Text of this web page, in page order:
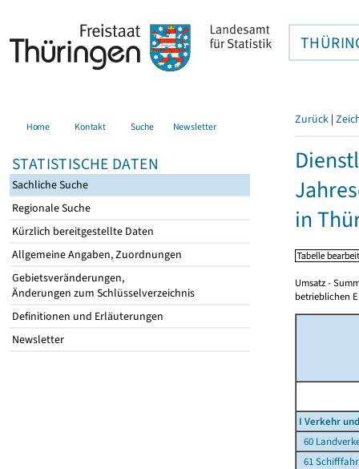
Home Kontakt Suche Newsletter
STATISTISCHE DATEN
Sachliche Suche
Regionale Suche
Kürzlich bereitgestellte Daten
Allgemeine Angaben, Zuordnungen
Gebietsveränderungen,
Änderungen zum Schlüsselverzeichnis
Definitionen und Erläuterungen
Newsletter
Zurück |
in
Umsatz -
betrieblichen
I Verkehr
60
61